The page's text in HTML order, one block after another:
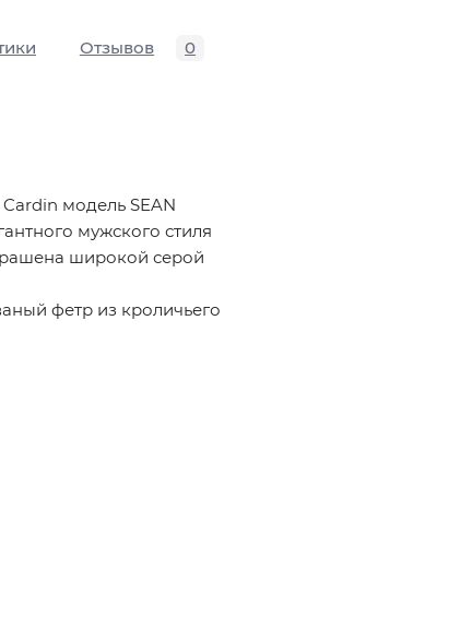
Отзывов 0
модель SEAN
мужского стиля
широкой серой
фетр из кроличьего